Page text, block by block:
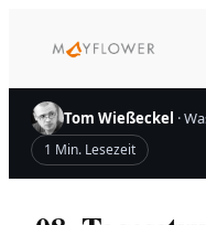
Inhalt
Tom Wießeckel ·
1 Min. Lesezeit